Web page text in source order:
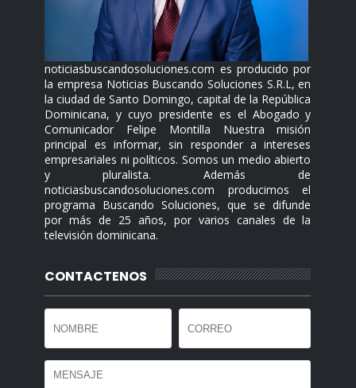
noticiasbuscandosoluciones.com es producido por
la empresa Noticias Buscando Soluciones S.R.L, en
la ciudad de Santo Domingo, capital de la República
Dominicana, y cuyo presidente es el Abogado y
Comunicador Felipe Montilla Nuestra misión
principal es informar, sin responder a intereses
empresariales ni políticos. Somos un medio abierto
y pluralista. Además de
noticiasbuscandosoluciones.com producimos el
programa Buscando Soluciones, que se difunde
por más de 25 años, por varios canales de la
televisión dominicana.
CONTACTENOS